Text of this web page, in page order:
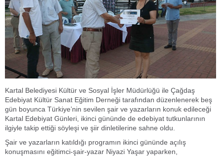
Kartal Belediyesi Kültür ve Sosyal İşler Müdürlüğü ile Çağdaş
Edebiyat Kültür Sanat Eğitim Derneği tarafından düzenlenerek beş
gün boyunca Türkiye’nin sevilen şair ve yazarların konuk edileceği
Kartal Edebiyat Günleri, ikinci gününde de edebiyat tutkunlarının
ilgiyle takip ettiği söyleşi ve şiir dinletilerine sahne oldu.
Şair ve yazarların katıldığı programın ikinci gününde açılış
konuşmasını eğitimci-şair-yazar Niyazi Yaşar yaparken,